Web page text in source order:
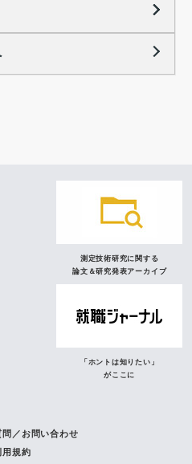
ート
ト
測定技術研究に関する
論文＆研究発表アーカイブ
「ホントは知りたい」
がここに
問／お問い合わせ
用規約